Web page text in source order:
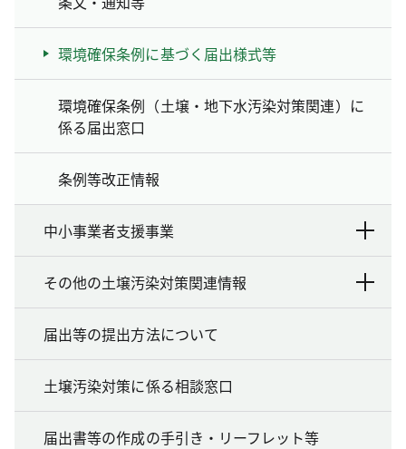
環境確保条例に基づく届出様式等
環境確保条例（土壌・地下水汚染対策関連）に
係る届出窓口
条例等改正情報
中小事業者支援事業
その他の土壌汚染対策関連情報
届出等の提出方法について
土壌汚染対策に係る相談窓口
届出書等の作成の手引き・リーフレット等